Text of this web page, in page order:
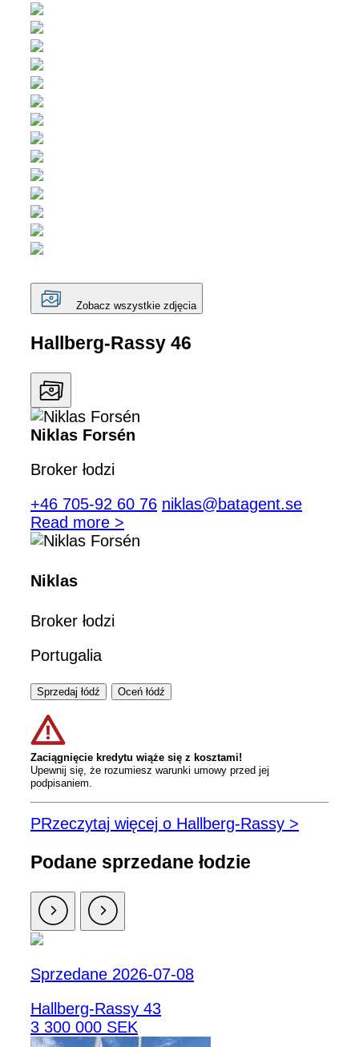
Zobacz wszystkie zdjęcia
Hallberg-Rassy 46
Niklas Forsén
Broker łodzi
+46 705-92 60 76 niklas@batagent.se
Read more >
Niklas
Broker łodzi
Portugalia
Sprzedaj łódź Oceń łódź
Zaciągnięcie kredytu wiąże się z kosztami!
Upewnij się, że rozumiesz warunki umowy przed jej
podpisaniem.
PRzeczytaj więcej o Hallberg-Rassy >
Podane sprzedane łodzie
Sprzedane 2026-07-08
Hallberg-Rassy 43
3 300 000 SEK